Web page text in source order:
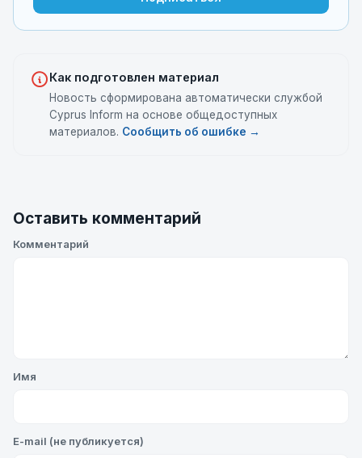
Как подготовлен материал
Новость сформирована автоматически службой
Cyprus Inform на основе общедоступных
материалов. Сообщить об ошибке →
Оставить комментарий
Комментарий
Имя
E-mail (не публикуется)